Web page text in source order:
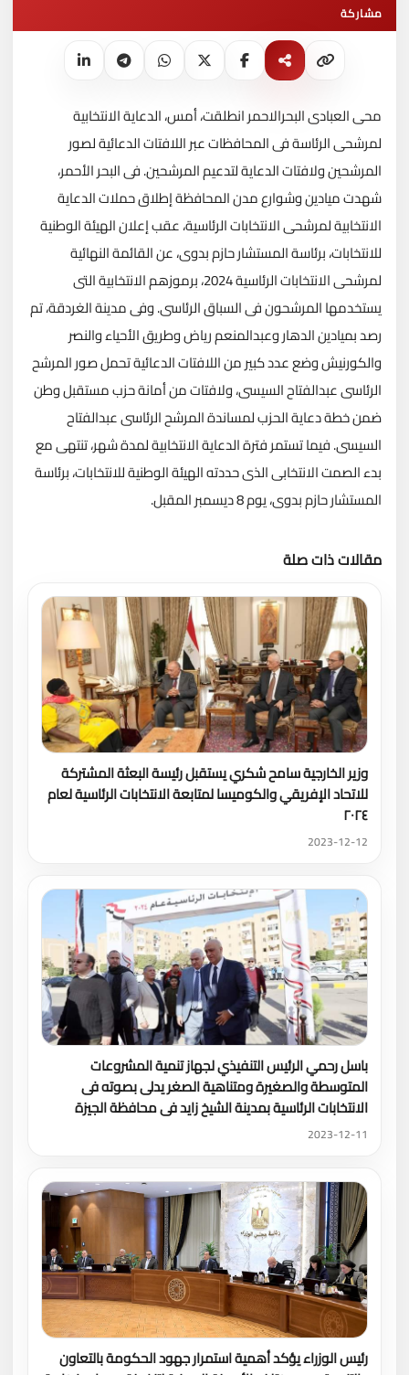
مشاركة
محى العبادى البحرالاحمر انطلقت، أمس، الدعاية الانتخابية
لمرشحى الرئاسة فى المحافظات عبر اللافتات الدعائية لصور
المرشحين ولافتات الدعاية لتدعيم المرشحين. فى البحر الأحمر،
شهدت ميادين وشوارع مدن المحافظة إطلاق حملات الدعاية
الانتخابية لمرشحى الانتخابات الرئاسية، عقب إعلان الهيئة الوطنية
للانتخابات، برئاسة المستشار حازم بدوى، عن القائمة النهائية
لمرشحى الانتخابات الرئاسية 2024، برموزهم الانتخابية التى
يستخدمها المرشحون فى السباق الرئاسى. وفى مدينة الغردقة، تم
رصد بميادين الدهار وعبدالمنعم رياض وطريق الأحياء والنصر
والكورنيش وضع عدد كبير من اللافتات الدعائية تحمل صور المرشح
الرئاسى عبدالفتاح السيسى، ولافتات من أمانة حزب مستقبل وطن
ضمن خطة دعاية الحزب لمساندة المرشح الرئاسى عبدالفتاح
السيسى. فيما تستمر فترة الدعاية الانتخابية لمدة شهر، تنتهى مع
بدء الصمت الانتخابى الذى حددته الهيئة الوطنية للانتخابات، برئاسة
المستشار حازم بدوى، يوم 8 ديسمبر المقبل.
مقالات ذات صلة
وزير الخارجية سامح شكري يستقبل رئيسة البعثة المشتركة
للاتحاد الإفريقي والكوميسا لمتابعة الانتخابات الرئاسية لعام
۲۰۲٤
2023-12-12
باسل رحمي الرئيس التنفيذي لجهاز تنمية المشروعات
المتوسطة والصغيرة ومتناهية الصغر يدلى بصوته فى
الانتخابات الرئاسية بمدينة الشيخ زايد فى محافظة الجيزة
2023-12-11
رئيس الوزراء يؤكد أهمية استمرار جهود الحكومة بالتعاون